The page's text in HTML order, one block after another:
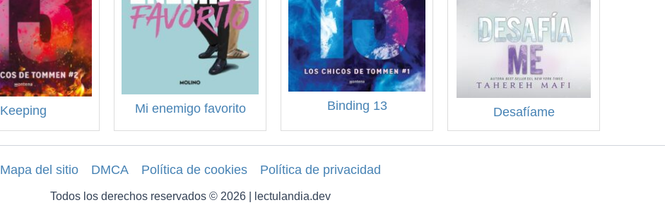
Keeping
Mi enemigo favorito Binding 13 Desafíame
Mapa del sitio DMCA Política de cookies Política de privacidad
Todos los derechos reservados © 2026 | lectulandia.dev